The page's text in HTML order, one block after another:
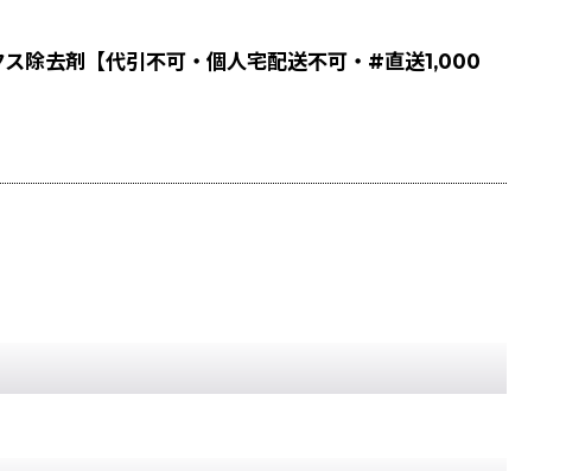
除去剤【代引不可・個人宅配送不可・#直送1,000